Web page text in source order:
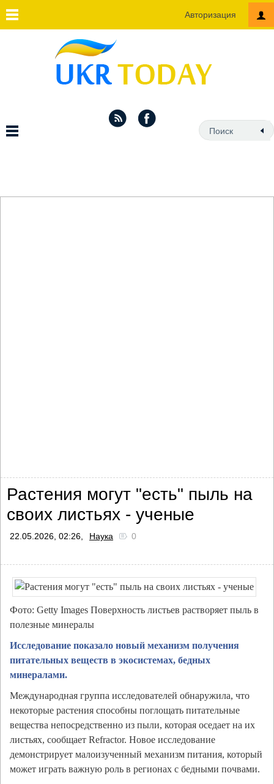
Авторизация
Растения могут "есть" пыль на
своих листьях - ученые
22.05.2026, 02:26, Наука 0
Фото: Getty Images Поверхность листьев растворяет пыль в
полезные минералы
Исследование показало новый механизм получения
питательных веществ в экосистемах, бедных
минералами.
Международная группа исследователей обнаружила, что
некоторые растения способны поглощать питательные
вещества непосредственно из пыли, которая оседает на их
листьях, сообщает Refractor. Новое исследование
демонстрирует малоизученный механизм питания, который
может играть важную роль в регионах с бедными почвами.